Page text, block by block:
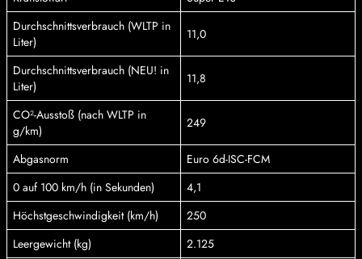
Durchschnittsverbrauch (WLTP in
Liter)
11,0
Durchschnittsverbrauch (NEU! in
Liter)
11,8
CO²-Ausstoß (nach WLTP in
g/km)
249
Abgasnorm
Euro 6d-ISC-FCM
0 auf 100 km/h (in Sekunden)
4,1
Höchstgeschwindigkeit (km/h)
250
Leergewicht (kg)
2.125